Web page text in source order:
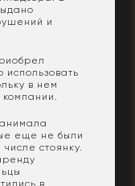
и
в нем
еще не были
стоянку.
в